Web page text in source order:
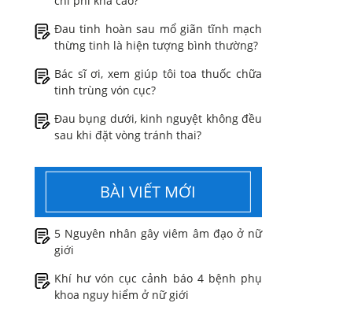
Đau tinh hoàn sau mổ giãn tĩnh mạch
thừng tinh là hiện tượng bình thường?
Bác sĩ ơi, xem giúp tôi toa thuốc chữa
tinh trùng vón cục?
Đau bụng dưới, kinh nguyệt không đều
sau khi đặt vòng tránh thai?
BÀI VIẾT MỚI
5 Nguyên nhân gây viêm âm đạo ở nữ
giới
Khí hư vón cục cảnh báo 4 bệnh phụ
khoa nguy hiểm ở nữ giới